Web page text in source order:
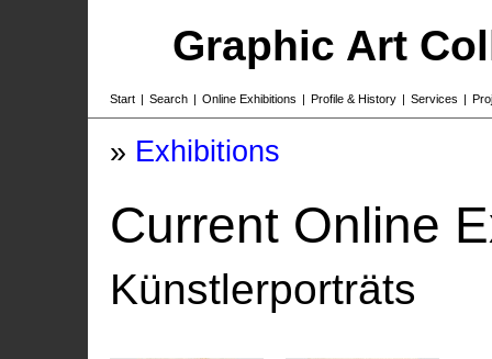
Graphic Art
Start | Search | Online Exhibitions | Profile & History | Services |
» Exhibitions
Current Online
Künstlerporträts